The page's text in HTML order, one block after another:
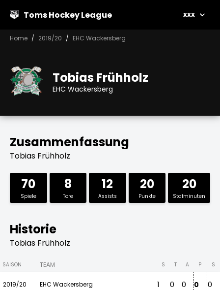
Toms Hockey League xxx
Home 2019/20 EHC Wackersberg
Tobias Frühholz
EHC Wackersberg
Zusammenfassung
Tobias Frühholz
70
Spiele
8
Tore
12
Assists
20
Punkte
20
Stafminuten
Historie
Tobias Frühholz
SAISON TEAM S T A P S
2019/20 EHC Wackersberg 1 0 0 0 0